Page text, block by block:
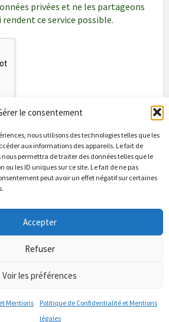
le consentement
nous utilisons des technologies telles que les
aux informations des appareils. Le fait de
permettra de traiter des données telles que le
les ID uniques sur ce site. Le fait de ne pas
peut avoir un effet négatif sur certaines
Accepter
Refuser
Voir les préférences
Mentions
Politique de Confidentialité et Mentions
légales
privées et ne les partageons
rendent ce service possible.
La municipalité
Actualités
Les bonnes adresses
& renseignements
à la loi RGPD
cookies pour améliorer les performance et
nous présumons de votre accord pour
en donne le droit .